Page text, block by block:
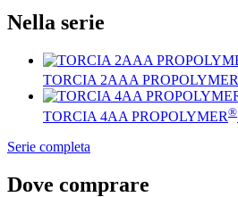
Nella serie
TORCIA 2AAA PROPOLYMER
TORCIA 4AA PROPOLYMER®
Serie completa
Dove comprare